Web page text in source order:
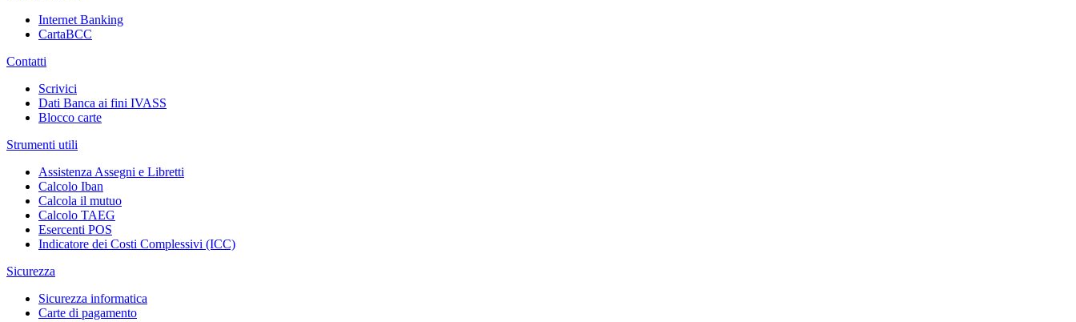
Internet Banking
CartaBCC
Contatti
Scrivici
Dati Banca ai fini IVASS
Blocco carte
Strumenti utili
Assistenza Assegni e Libretti
Calcolo Iban
Calcola il mutuo
Calcolo TAEG
Esercenti POS
Indicatore dei Costi Complessivi (ICC)
Sicurezza
Sicurezza informatica
Carte di pagamento